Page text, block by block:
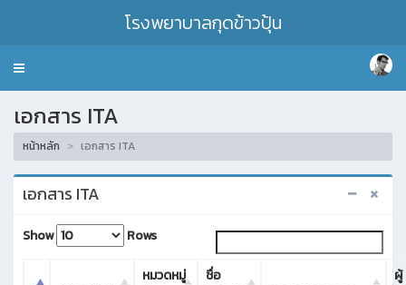
โรงพยาบาลกุดข้าวปุ้น
Toggle
เอกสาร ITA
หน้าหลัก เอกสาร ITA
เอกสาร ITA
Show Rows
หมวดหมู่
ชื่อ
ผู้